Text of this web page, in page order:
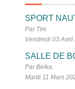
SPORT
Par Tim
Vendredi 03 Avril
SALLE DE
Par Belka
Mardi 11 Mars